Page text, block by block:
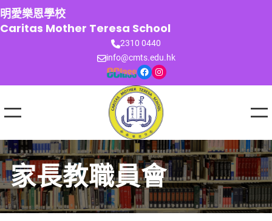
跳
至
主
明愛樂恩學校
Caritas Mother Teresa School
2310 0440
info@cmts.edu.hk
Facebook Instagram
家長教職員會